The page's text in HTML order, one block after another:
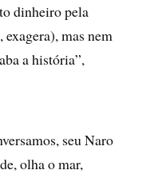
dinheiro pela
mas nem
a história”,
seu Naro
olha o mar,